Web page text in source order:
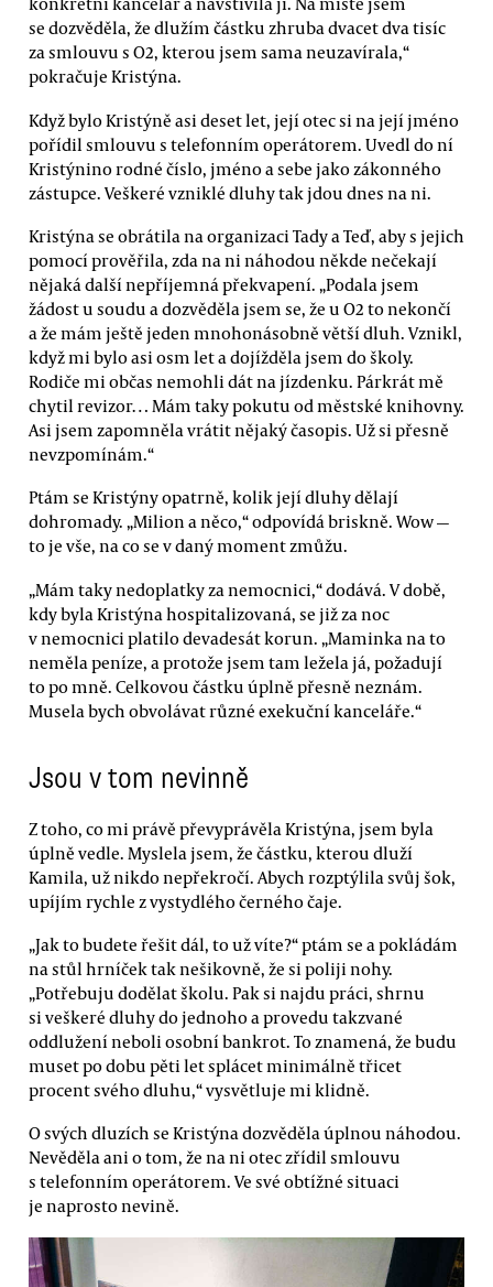
se dozvěděla, že dlužím částku zhruba dvacet dva tisíc
za smlouvu s O2, kterou jsem sama neuzavírala,“
pokračuje Kristýna.
Když bylo Kristýně asi deset let, její otec si na její jméno
pořídil smlouvu s telefonním operátorem. Uvedl do ní
Kristýnino rodné číslo, jméno a sebe jako zákonného
zástupce. Veškeré vzniklé dluhy tak jdou dnes na ni.
Kristýna se obrátila na organizaci Tady a Teď, aby s jejich
pomocí prověřila, zda na ni náhodou někde nečekají
nějaká další nepříjemná překvapení. „Podala jsem
žádost u soudu a dozvěděla jsem se, že u O2 to nekončí
a že mám ještě jeden mnohonásobně větší dluh. Vznikl,
když mi bylo asi osm let a dojížděla jsem do školy.
Rodiče mi občas nemohli dát na jízdenku. Párkrát mě
chytil revizor… Mám taky pokutu od městské knihovny.
Asi jsem zapomněla vrátit nějaký časopis. Už si přesně
nevzpomínám.“
Ptám se Kristýny opatrně, kolik její dluhy dělají
dohromady. „Milion a něco,“ odpovídá briskně. Wow —
to je vše, na co se v daný moment zmůžu.
„Mám taky nedoplatky za nemocnici,“ dodává. V době,
kdy byla Kristýna hospitalizovaná, se již za noc
v nemocnici platilo devadesát korun. „Maminka na to
neměla peníze, a protože jsem tam ležela já, požadují
to po mně. Celkovou částku úplně přesně neznám.
Musela bych obvolávat různé exekuční kanceláře.“
Jsou v tom nevinně
Z toho, co mi právě převyprávěla Kristýna, jsem byla
úplně vedle. Myslela jsem, že částku, kterou dluží
Kamila, už nikdo nepřekročí. Abych rozptýlila svůj šok,
upíjím rychle z vystydlého černého čaje.
„Jak to budete řešit dál, to už víte?“ ptám se a pokládám
na stůl hrníček tak nešikovně, že si poliji nohy.
„Potřebuju dodělat školu. Pak si najdu práci, shrnu
si veškeré dluhy do jednoho a provedu takzvané
oddlužení neboli osobní bankrot. To znamená, že budu
muset po dobu pěti let splácet minimálně třicet
procent svého dluhu,“ vysvětluje mi klidně.
O svých dluzích se Kristýna dozvěděla úplnou náhodou.
Nevěděla ani o tom, že na ni otec zřídil smlouvu
s telefonním operátorem. Ve své obtížné situaci
je naprosto nevině.